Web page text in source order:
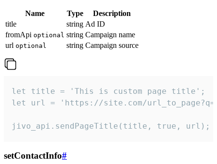
Name Type
Description
title
string Ad ID
fromApi optional string Campaign name
url optional string Campaign source
let title = 'This is custom page title';
let url = 'https://site.com/
jivo_api.sendPageTitle(title, true, url);
setContactInfo#